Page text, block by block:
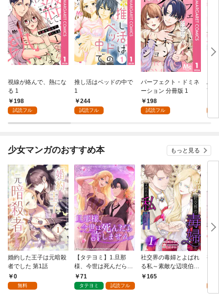
視線が絡んで、熱にな
る 1
198
試読フル
推し活はベッドの中で
1
244
試読フル
パーフェクト・ドミネ
ーション 分冊版 1
198
試読フル
ふ
言
少女マンガのおすすめ本 もっと見る
婚約した王子は元暗殺
者でした 第1話
0
無料
【タテヨミ】1.旦那
様、今世は死んだら許
しません
71
タテヨミ 試読フル
社交界の毒婦とよばれ
る私～素敵な辺境伯令
息に腕を折られたの
165
視